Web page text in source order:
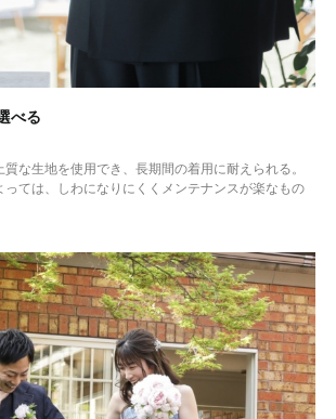
べる
質な生地を使用でき、長期間の着用に耐えられる。
っては、しわになりにくくメンテナンスが楽なもの